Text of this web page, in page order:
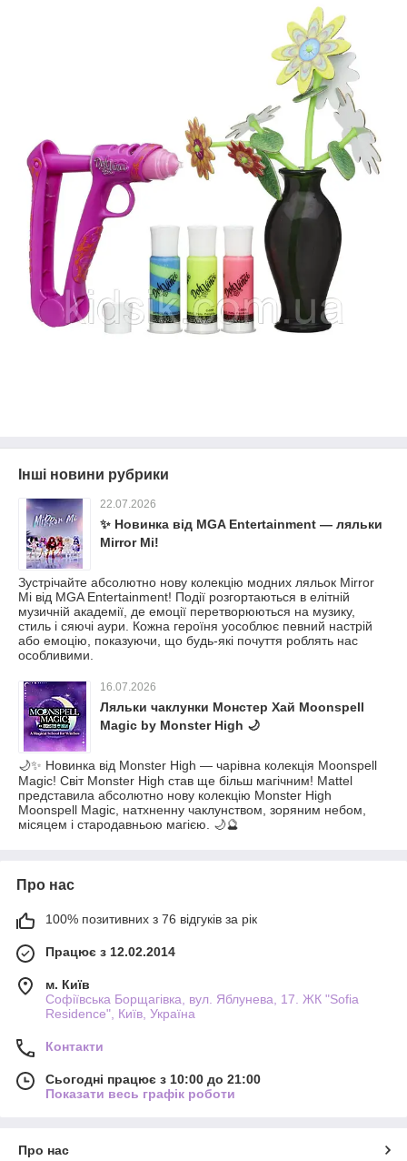
Інші новини рубрики
22.07.2026
✨ Новинка від MGA Entertainment — ляльки
Mirror Mi!
Зустрічайте абсолютно нову колекцію модних ляльок Mirror
Mi від MGA Entertainment! Події розгортаються в елітній
музичній академії, де емоції перетворюються на музику,
стиль і сяючі аури. Кожна героїня уособлює певний настрій
або емоцію, показуючи, що будь-які почуття роблять нас
особливими.
16.07.2026
Ляльки чаклунки Монстер Хай Moonspell
Magic by Monster High 🌙
🌙✨ Новинка від Monster High — чарівна колекція Moonspell
Magic! Світ Monster High став ще більш магічним! Mattel
представила абсолютно нову колекцію Monster High
Moonspell Magic, натхненну чаклунством, зоряним небом,
місяцем і стародавньою магією. 🌙🔮
Про нас
100% позитивних з 76 відгуків за рік
Працює з 12.02.2014
м. Київ
Софіївська Борщагівка, вул. Яблунева, 17. ЖК "Sofia
Residence", Київ, Україна
Контакти
Сьогодні працює з 10:00 до 21:00
Показати весь графік роботи
Про нас